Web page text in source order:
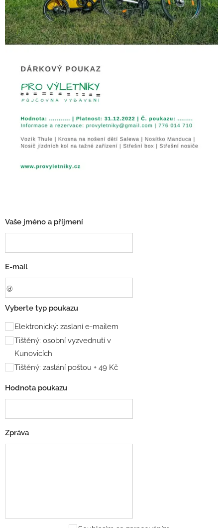
Vaše jméno a příjmení
E-mail
Vyberte typ poukazu
Elektronický: zaslaní e-mailem
Tištěný: osobní vyzvednutí v
Kunovicích
Tištěný: zaslání poštou + 49 Kč
Hodnota poukazu
Zpráva